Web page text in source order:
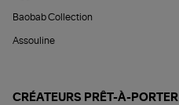
Baobab Collection
Assouline
CRÉATEURS PRÊT-À-PORTER